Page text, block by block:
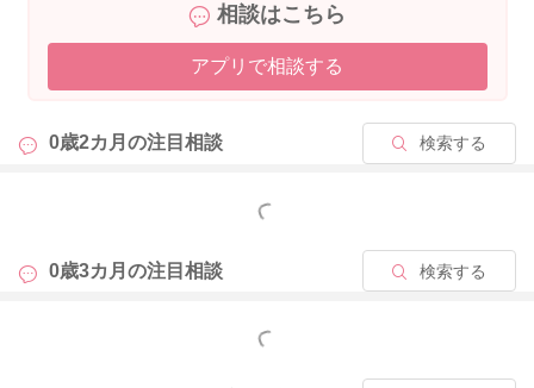
相談はこちら
アプリで相談する
0歳2カ月の注目相談 検索する
もっと見る
0歳3カ月の注目相談 検索する
もっと見る